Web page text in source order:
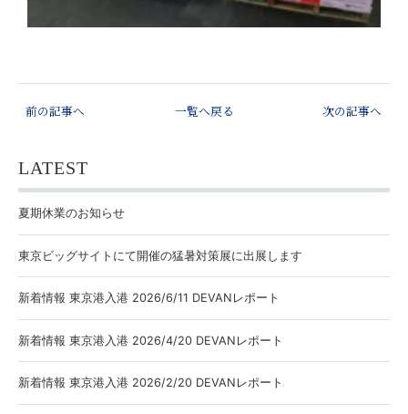
前の記事へ 次の記事へ
一覧へ戻る
LATEST
夏期休業のお知らせ
東京ビッグサイトにて開催の猛暑対策展に出展します
新着情報 東京港入港 2026/6/11 DEVANレポート
新着情報 東京港入港 2026/4/20 DEVANレポート
新着情報 東京港入港 2026/2/20 DEVANレポート